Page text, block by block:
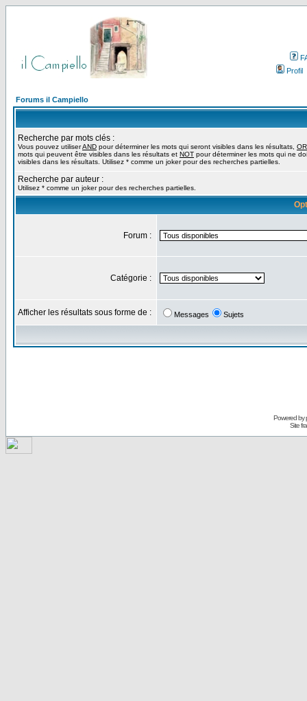
Profil
Forums il Campiello
Recherche par mots clés :
Vous pouvez utiliserAND pour déterminer les mots qui seront visibles dans les résultats, OR
mots qui peuvent être visibles dans les résultats et NOT pour déterminer les mots qui ne
visibles dans les résultats. Utilisez * comme un joker pour des recherches partielles.
Recherche par auteur :
Utilisez * comme un joker pour des recherches partielles.
Forum :
Catégorie :
Afficher les résultats sous forme de : Messages Sujets
Powered by
Site